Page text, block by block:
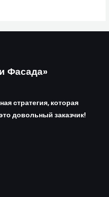
Фасада»
стратегия, которая
довольный заказчик!